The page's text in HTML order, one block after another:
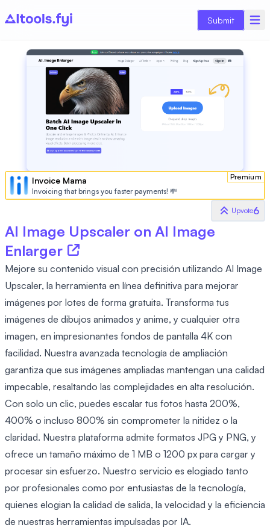
Submit
Premium
Invoice Mama
Invoicing that brings you faster payments! 💸
Upvote6
AI Image Upscaler on AI Image
Enlarger
Mejore su contenido visual con precisión utilizando AI Image
Upscaler, la herramienta en línea definitiva para mejorar
imágenes por lotes de forma gratuita. Transforma tus
imágenes de dibujos animados y anime, y cualquier otra
imagen, en impresionantes fondos de pantalla 4K con
facilidad. Nuestra avanzada tecnología de ampliación
garantiza que sus imágenes ampliadas mantengan una calidad
impecable, resaltando las complejidades en alta resolución.
Con solo un clic, puedes escalar tus fotos hasta 200%,
400% o incluso 800% sin comprometer la nitidez o la
claridad. Nuestra plataforma admite formatos JPG y PNG, y
ofrece un tamaño máximo de 1 MB o 1200 px para cargar y
procesar sin esfuerzo. Nuestro servicio es elogiado tanto
por profesionales como por entusiastas de la tecnología,
quienes elogian la calidad de salida, la velocidad y la eficiencia
de nuestras herramientas impulsadas por IA.